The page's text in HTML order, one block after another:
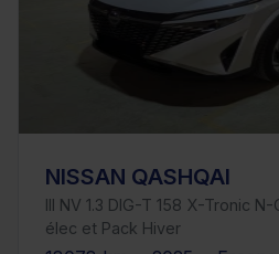
NISSAN QASHQAI
III NV 1.3 DIG-T 158 X-Tronic
élec et Pack Hiver